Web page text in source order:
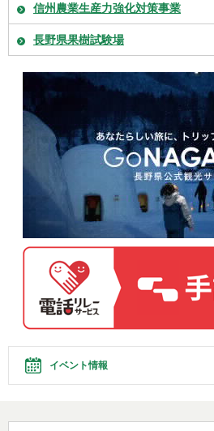
信州農業生産力強化対策事業
長野県果樹試験場
イベント情報